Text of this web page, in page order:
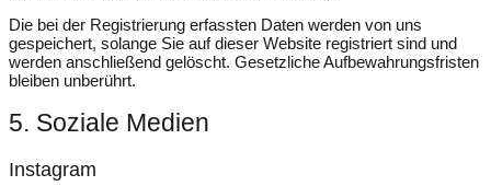
Die bei der Registrierung erfassten Daten werden von uns
gespeichert, solange Sie auf dieser Website registriert sind und
werden anschließend gelöscht. Gesetzliche Aufbewahrungsfristen
bleiben unberührt.
5. Soziale Medien
Instagram